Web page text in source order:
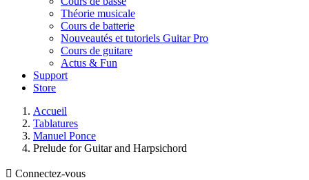
Théorie musicale
Cours de batterie
Nouveautés et tutoriels Guitar Pro
Cours de guitare
Actus & Fun
Support
Store
Accueil
Tablatures
Manuel Ponce
Prelude for Guitar and Harpsichord
 Connectez-vous